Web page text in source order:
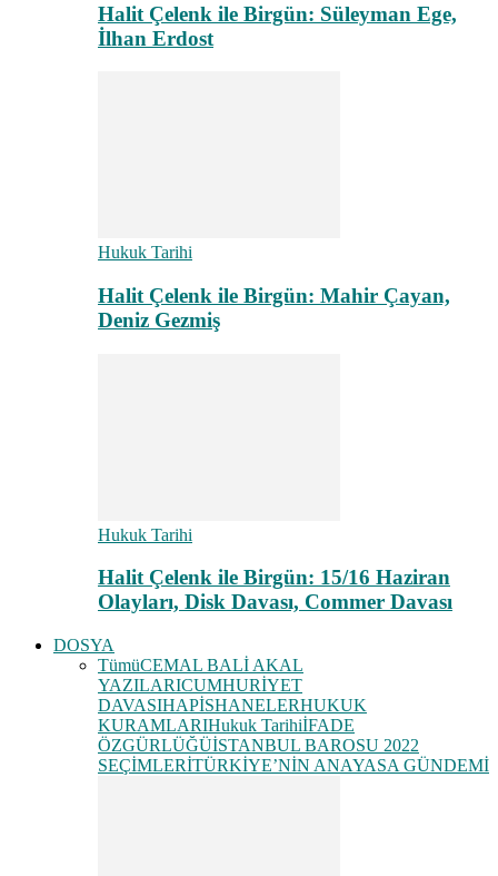
Halit Çelenk ile Birgün: Süleyman Ege,
İlhan Erdost
Hukuk Tarihi
Halit Çelenk ile Birgün: Mahir Çayan,
Deniz Gezmiş
Hukuk Tarihi
Halit Çelenk ile Birgün: 15/16 Haziran
Olayları, Disk Davası, Commer Davası
DOSYA
TümüCEMAL BALİ AKAL
YAZILARICUMHURİYET
DAVASIHAPİSHANELERHUKUK
KURAMLARIHukuk TarihiİFADE
ÖZGÜRLÜĞÜİSTANBUL BAROSU 2022
SEÇİMLERİTÜRKİYE’NİN ANAYASA GÜNDEMİ